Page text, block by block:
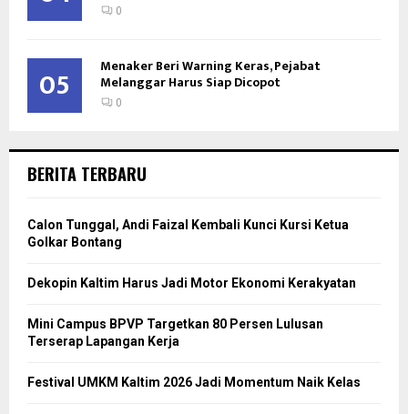
0
05 Menaker Beri Warning Keras, Pejabat
Melanggar Harus Siap Dicopot
0
BERITA TERBARU
Calon Tunggal, Andi Faizal Kembali Kunci Kursi Ketua
Golkar Bontang
Dekopin Kaltim Harus Jadi Motor Ekonomi Kerakyatan
Mini Campus BPVP Targetkan 80 Persen Lulusan
Terserap Lapangan Kerja
Festival UMKM Kaltim 2026 Jadi Momentum Naik Kelas